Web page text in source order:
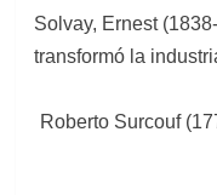
de
Solvay, Ernest
transformó la
Roberto Surcouf